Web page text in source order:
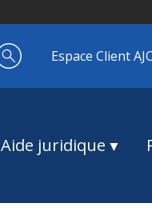
Espace Client
Aide juridique